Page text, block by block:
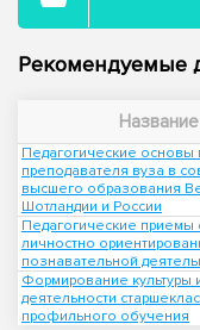
Рекомендуемые
Педагогические основы
преподавателя вуза в
высшего образования
Шотландии и России
Педагогические приемы
личностно
познавательной
Формирование культуры
деятельности
профильного обучения